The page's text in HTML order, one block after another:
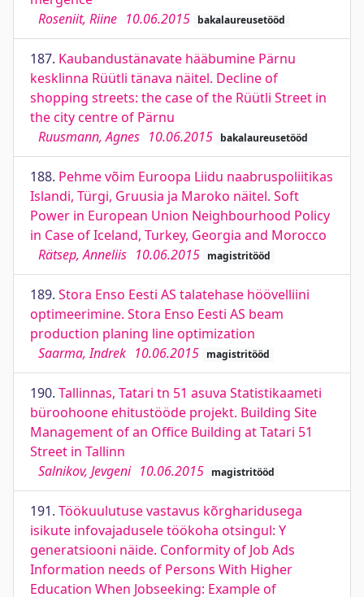
Roseniit, Riine 10.06.2015 bakalaureusetööd
187. Kaubandustänavate hääbumine Pärnu
kesklinna Rüütli tänava näitel. Decline of
shopping streets: the case of the Rüütli Street in
the city centre of Pärnu
Ruusmann, Agnes 10.06.2015 bakalaureusetööd
188. Pehme võim Euroopa Liidu naabruspoliitikas
Islandi, Türgi, Gruusia ja Maroko näitel. Soft
Power in European Union Neighbourhood Policy
in Case of Iceland, Turkey, Georgia and Morocco
Rätsep, Anneliis 10.06.2015 magistritööd
189. Stora Enso Eesti AS talatehase höövelliini
optimeerimine. Stora Enso Eesti AS beam
production planing line optimization
Saarma, Indrek 10.06.2015 magistritööd
190. Tallinnas, Tatari tn 51 asuva Statistikaameti
büroohoone ehitustööde projekt. Building Site
Management of an Office Building at Tatari 51
Street in Tallinn
Salnikov, Jevgeni 10.06.2015 magistritööd
191. Töökuulutuse vastavus kõrgharidusega
isikute infovajadusele töökoha otsingul: Y
generatsiooni näide. Conformity of Job Ads
Information needs of Persons With Higher
Education When Jobseeking: Example of